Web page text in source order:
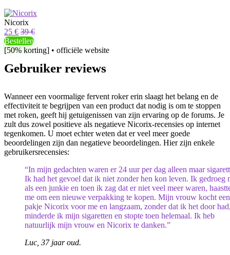
Nicorix
25 € 39 €
Bestellen
[50% korting] • officiële website
Gebruiker reviews
Wanneer een voormalige fervent roker erin slaagt het belang en de
effectiviteit te begrijpen van een product dat nodig is om te stoppen
met roken, geeft hij getuigenissen van zijn ervaring op de forums. Je
zult dus zowel positieve als negatieve Nicorix-recensies op internet
tegenkomen. U moet echter weten dat er veel meer goede
beoordelingen zijn dan negatieve beoordelingen. Hier zijn enkele
gebruikersrecensies:
“In mijn gedachten waren er 24 uur per dag alleen maar
Ik had het gevoel dat ik niet zonder hen kon leven. Ik gedroeg
als een junkie en toen ik zag dat er niet veel meer waren,
me om een ​​nieuwe verpakking te kopen. Mijn vrouw kocht een
pakje Nicorix voor me en langzaam, zonder dat ik het door
minderde ik mijn sigaretten en stopte toen helemaal. Ik heb
natuurlijk mijn vrouw en Nicorix te danken.”
Luc, 37 jaar oud.